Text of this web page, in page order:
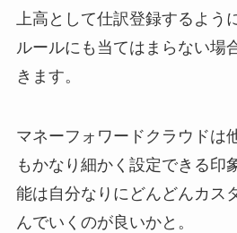
上高として仕訳登録するよう
ルールにも当てはまらない場
きます。
マネーフォワードクラウドは
もかなり細かく設定できる印
能は自分なりにどんどんカス
んでいくのが良いかと。